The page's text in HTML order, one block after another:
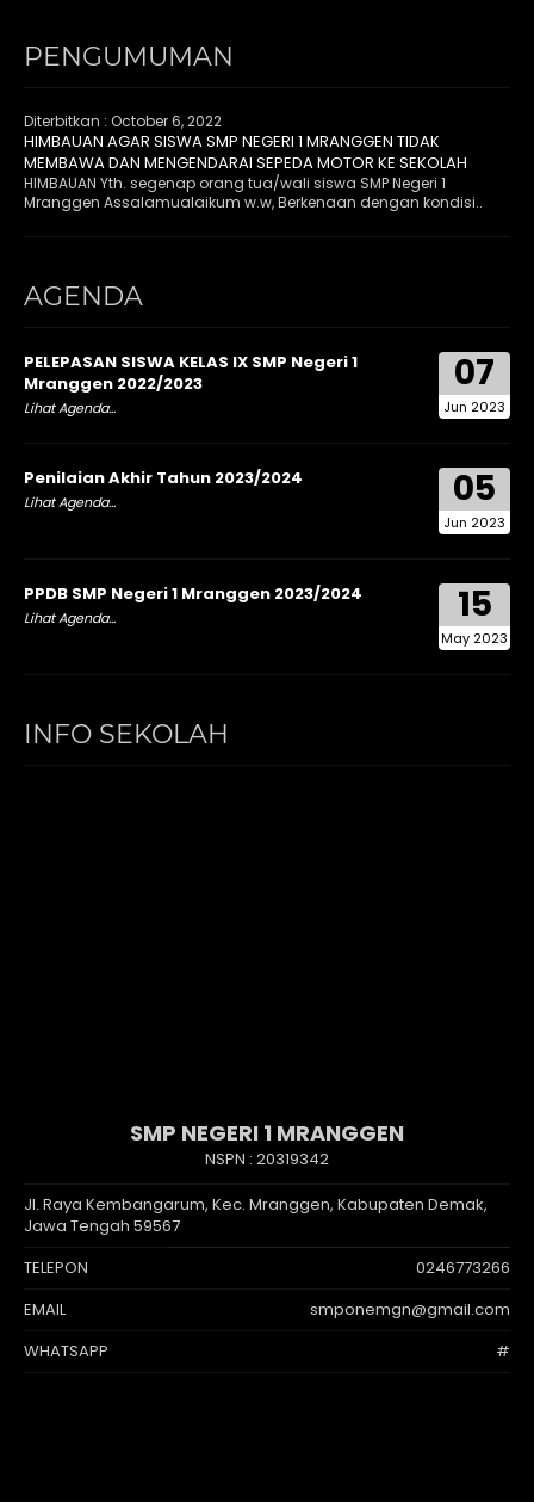
PENGUMUMAN
Diterbitkan : October 6, 2022
HIMBAUAN AGAR SISWA SMP NEGERI 1 MRANGGEN TIDAK
MEMBAWA DAN MENGENDARAI SEPEDA MOTOR KE SEKOLAH
HIMBAUAN Yth. segenap orang tua/wali siswa SMP Negeri 1
Mranggen Assalamualaikum w.w, Berkenaan dengan kondisi..
AGENDA
07
Jun 2023
PELEPASAN SISWA KELAS IX SMP Negeri 1
Mranggen 2022/2023
Lihat Agenda...
05
Jun 2023
Penilaian Akhir Tahun 2023/2024
Lihat Agenda...
15
May 2023
PPDB SMP Negeri 1 Mranggen 2023/2024
Lihat Agenda...
INFO SEKOLAH
SMP NEGERI 1 MRANGGEN
NSPN : 20319342
Jl. Raya Kembangarum, Kec. Mranggen, Kabupaten Demak,
Jawa Tengah 59567
TELEPON
0246773266
EMAIL
smponemgn@gmail.com
WHATSAPP
#